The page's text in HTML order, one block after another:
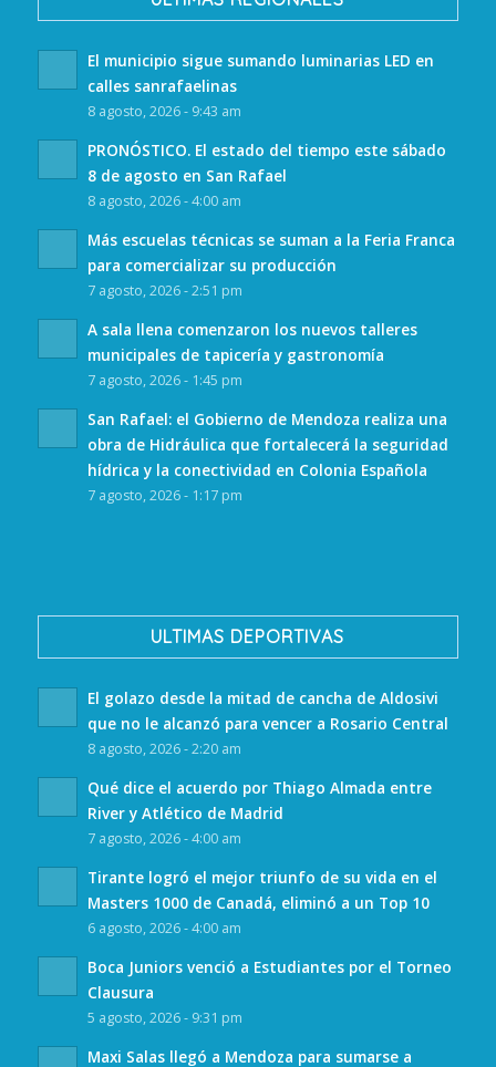
El municipio sigue sumando luminarias LED en
calles sanrafaelinas
8 agosto, 2026 - 9:43 am
PRONÓSTICO. El estado del tiempo este sábado
8 de agosto en San Rafael
8 agosto, 2026 - 4:00 am
Más escuelas técnicas se suman a la Feria Franca
para comercializar su producción
7 agosto, 2026 - 2:51 pm
A sala llena comenzaron los nuevos talleres
municipales de tapicería y gastronomía
7 agosto, 2026 - 1:45 pm
San Rafael: el Gobierno de Mendoza realiza una
obra de Hidráulica que fortalecerá la seguridad
hídrica y la conectividad en Colonia Española
7 agosto, 2026 - 1:17 pm
ULTIMAS DEPORTIVAS
El golazo desde la mitad de cancha de Aldosivi
que no le alcanzó para vencer a Rosario Central
8 agosto, 2026 - 2:20 am
Qué dice el acuerdo por Thiago Almada entre
River y Atlético de Madrid
7 agosto, 2026 - 4:00 am
Tirante logró el mejor triunfo de su vida en el
Masters 1000 de Canadá, eliminó a un Top 10
6 agosto, 2026 - 4:00 am
Boca Juniors venció a Estudiantes por el Torneo
Clausura
5 agosto, 2026 - 9:31 pm
Maxi Salas llegó a Mendoza para sumarse a